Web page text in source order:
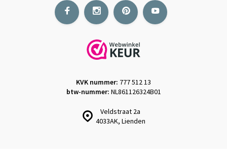
Veldstraat 2a
4033AK, Lienden
KVK nummer: 777 512 13
btw-nummer: NL861126324B01